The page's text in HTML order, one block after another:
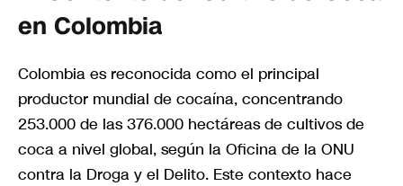
en Colombia
Colombia es reconocida como el principal
productor mundial de cocaína, concentrando
253.000 de las 376.000 hectáreas de cultivos de
coca a nivel global, según la Oficina de la ONU
contra la Droga y el Delito. Este contexto hace